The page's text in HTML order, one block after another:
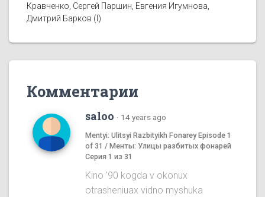
Кравченко, Сергей Паршин, Евгения Игумнова,
Дмитрий Барков (I)
Комментарии
saloo · 14 years ago
Mentyi: Ulitsyi Razbityikh Fonarey Episode 1
of 31 / Менты: Улицы разбитых фонарей
Серия 1 из 31
Kino '90 kogda v okonux
otrasheniuax vidno myshuka